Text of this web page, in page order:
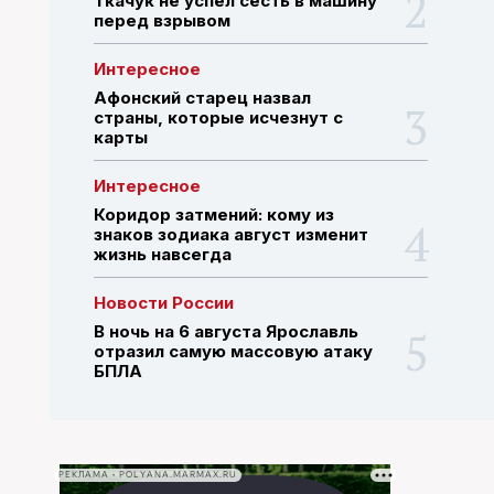
ПО САЙТУ
перед взрывом
Интересное
Афонский старец назвал
страны, которые исчезнут с
карты
Интересное
Коридор затмений: кому из
знаков зодиака август изменит
жизнь навсегда
Новости России
В ночь на 6 августа Ярославль
отразил самую массовую атаку
БПЛА
РЕКЛАМА • POLYANA.MARMAX.RU